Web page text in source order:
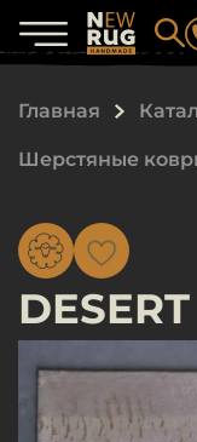
Главная
Шерстяные
DESERT